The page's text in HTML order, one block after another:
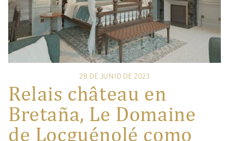
28 DE JUNIO DE 2023
Relais château en
Bretaña, Le Domaine
de Locguénolé como